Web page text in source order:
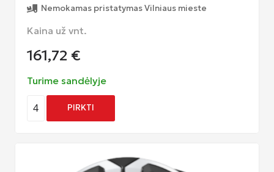
Nemokamas pristatymas Vilniaus mieste
Kaina už vnt.
161,72 €
Turime sandėlyje
4 PIRKTI